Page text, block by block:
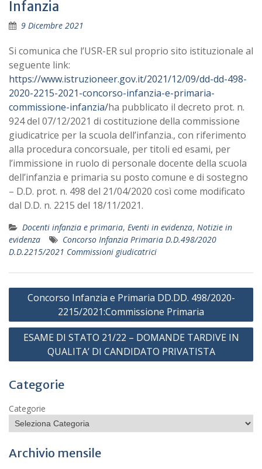
Infanzia
9 Dicembre 2021
Si comunica che l’USR-ER sul proprio sito istituzionale al
seguente link:
https://www.istruzioneer.gov.it/2021/12/09/dd-dd-498-
2020-2215-2021-concorso-infanzia-e-primaria-
commissione-infanzia/ha pubblicato il decreto prot. n.
924 del 07/12/2021 di costituzione della commissione
giudicatrice per la scuola dell’infanzia., con riferimento
alla procedura concorsuale, per titoli ed esami, per
l’immissione in ruolo di personale docente della scuola
dell’infanzia e primaria su posto comune e di sostegno
– D.D. prot. n. 498 del 21/04/2020 così come modificato
dal D.D. n. 2215 del 18/11/2021.
Docenti infanzia e primaria, Eventi in evidenza, Notizie in
evidenza
Concorso Infanzia Primaria D.D.498/2020
D.D.2215/2021 Commissioni giudicatrici
Navigazione
Concorso Infanzia e Primaria DD.DD. 498/2020-
2215/2021:Commissione Primaria
ESAME DI STATO 21/22 – DOMANDE TARDIVE IN
QUALITA’ DI CANDIDATO PRIVATISTA
Categorie
Categorie
Archivio mensile